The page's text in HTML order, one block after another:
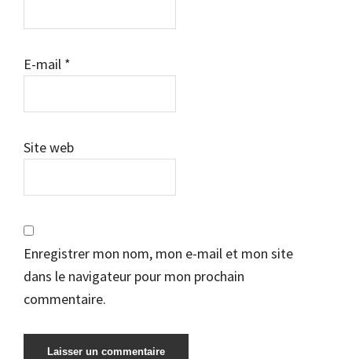
E-mail *
Site web
Enregistrer mon nom, mon e-mail et mon site
dans le navigateur pour mon prochain
commentaire.